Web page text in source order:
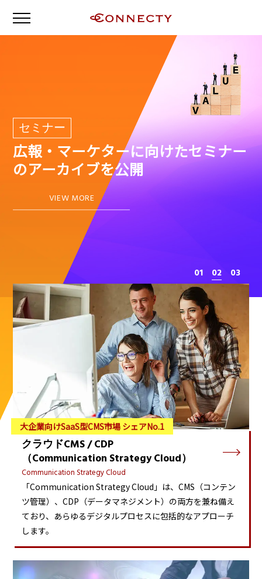
セミナー
広報・マーケターに向けたセミナー
のアーカイブを公開
VIEW MORE
1 2 3
大企業向けSaaS型CMS市場 シェアNo.1
クラウドCMS / CDP
（Communication Strategy Cloud）
Communication Strategy Cloud
「Communication Strategy Cloud」は、CMS（コンテン
ツ管理）、CDP（データマネジメント）の両方を兼ね備え
ており、あらゆるデジタルプロセスに包括的なアプローチ
します。